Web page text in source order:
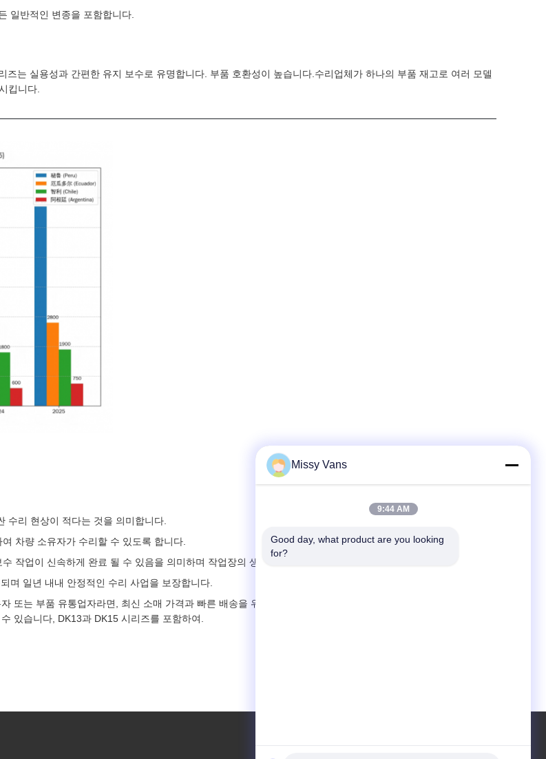
일반적인 변종을 포함합니다.
는 실용성과 간편한 유지 보수로 유명합니다. 부품 호환성이 높습니다.수리업체가 하나의 부품 재고로 여러 모델
킵니다.
수리 현상이 적다는 것을 의미합니다.
차량 소유자가 수리할 수 있도록 합니다.
작업이 신속하게 완료 될 수 있음을 의미하며 작업장의 생산성을 높입니다.
며 일년 내내 안정적인 수리 사업을 보장합니다.
또는 부품 유통업자라면, 최신 소매 가격과 빠른 배송을 위해 저희에게 연락하십시오.우리는 대용량 주문을 지원
있습니다, DK13과 DK15 시리즈를 포함하여.
Missy Vans
9:44 AM
Good day, what product are you looking
for?